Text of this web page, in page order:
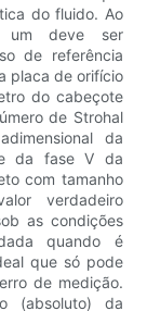
do fluido. Ao
um deve ser
de referência
placa de orifício
do cabeçote
de Strohal
da
da fase V da
com tamanho
verdadeiro
as condições
quando é
que só pode
de medição.
(absoluto) da